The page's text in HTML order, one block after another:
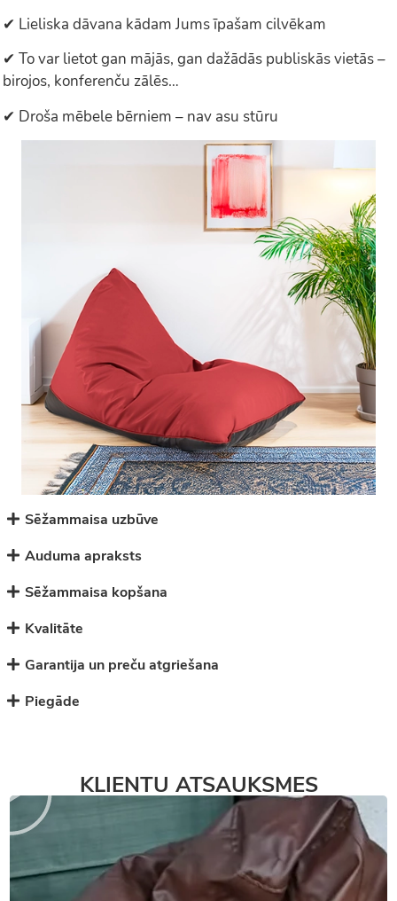
✔ Lieliska dāvana kādam Jums īpašam cilvēkam
✔ To var lietot gan mājās, gan dažādās publiskās vietās –
birojos, konferenču zālēs…
✔ Droša mēbele bērniem – nav asu stūru
Sēžammaisa uzbūve
Auduma apraksts
Sēžammaisa kopšana
Kvalitāte
Garantija un preču atgriešana
Piegāde
KLIENTU ATSAUKSMES